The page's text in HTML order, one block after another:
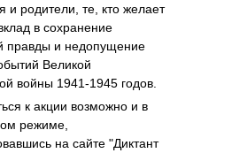
и родители, те, кто желает
в сохранение
правды и недопущение
Великой
войны 1941-1945 годов.
к акции возможно и в
режиме,
на сайте "Диктант